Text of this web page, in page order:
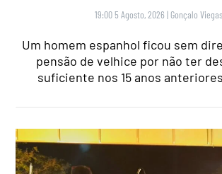
19:00 5 Agosto, 2026 | Gonçalo Viegas
Um homem espanhol ficou sem
pensão de velhice por não ter
suficiente nos 15 anos